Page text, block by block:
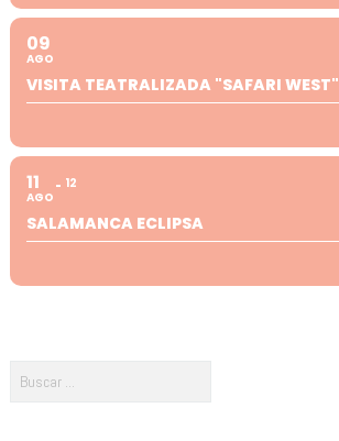
09
AGO
VISITA TEATRALIZADA "SAFARI WEST"
11
AGO
12
SALAMANCA ECLIPSA